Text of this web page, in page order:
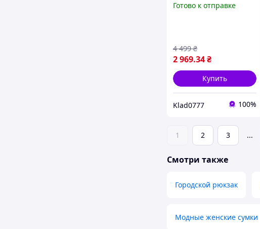
день Louis Vuitton,
Готово к отправке
2 969.34₴
4 499 ₴
Купить
Klad0777 100%
1 2 3 ...
Смотри также
Городской рюкзак
Модные женские сумки